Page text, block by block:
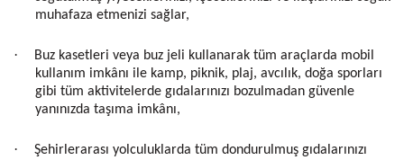
muhafaza etmenizi sağlar,
·
Buz kasetleri veya buz jeli kullanarak tüm araçlarda mobil
kullanım imkânı ile kamp, piknik, plaj, avcılık, doğa sporları
gibi tüm aktivitelerde gıdalarınızı bozulmadan güvenle
yanınızda taşıma imkânı,
·
Şehirlerarası yolculuklarda tüm dondurulmuş gıdalarınızı